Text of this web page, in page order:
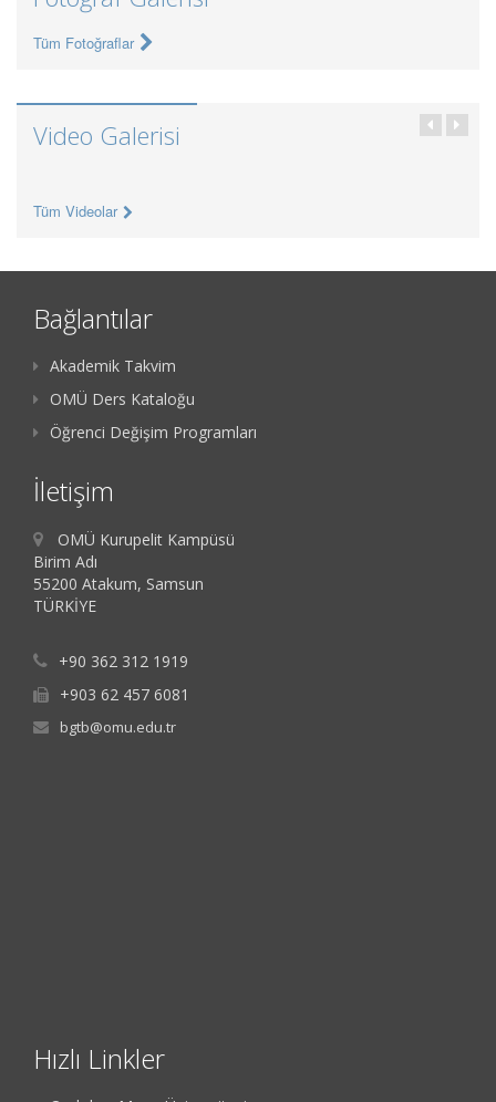
Tüm Fotoğraflar
Video Galerisi
Tüm Videolar
Bağlantılar
Akademik Takvim
OMÜ Ders Kataloğu
Öğrenci Değişim Programları
İletişim
OMÜ Kurupelit Kampüsü
Birim Adı
55200 Atakum, Samsun
TÜRKİYE
+90 362 312 1919
+903 62 457 6081
bgtb@omu.edu.tr
Hızlı Linkler